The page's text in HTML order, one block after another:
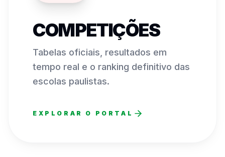
COMPETIÇÕES
Tabelas oficiais, resultados em
tempo real e o ranking definitivo das
escolas paulistas.
EXPLORAR O PORTAL